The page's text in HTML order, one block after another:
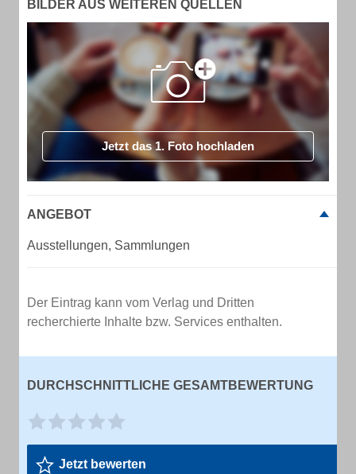
BILDER AUS WEITEREN QUELLEN
Jetzt das 1. Foto hochladen
ANGEBOT
Ausstellungen, Sammlungen
Der Eintrag kann vom Verlag und Dritten
recherchierte Inhalte bzw. Services enthalten.
DURCHSCHNITTLICHE GESAMTBEWERTUNG
Jetzt bewerten